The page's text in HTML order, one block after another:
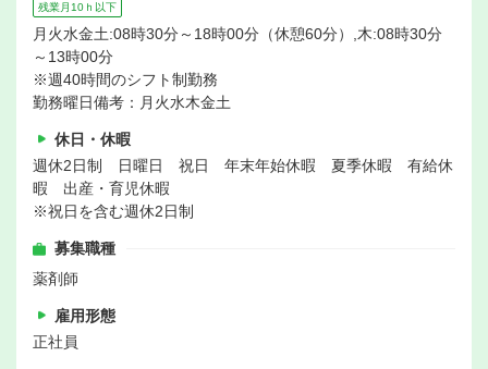
残業月10ｈ以下
月火水金土:08時30分～18時00分（休憩60分）,木:08時30分
～13時00分
※週40時間のシフト制勤務
勤務曜日備考：月火水木金土
休日・休暇
週休2日制 日曜日 祝日 年末年始休暇 夏季休暇 有給休
暇 出産・育児休暇
※祝日を含む週休2日制
募集職種
薬剤師
雇用形態
正社員